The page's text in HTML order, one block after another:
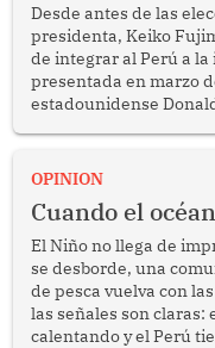
Desde antes de las
presidenta, Keiko
de integrar al Perú a
presentada en marzo
estadounidense
OPINION
Cuando el
El Niño no llega de
se desborde, una
de pesca vuelva con
las señales son claras:
calentando y el Perú